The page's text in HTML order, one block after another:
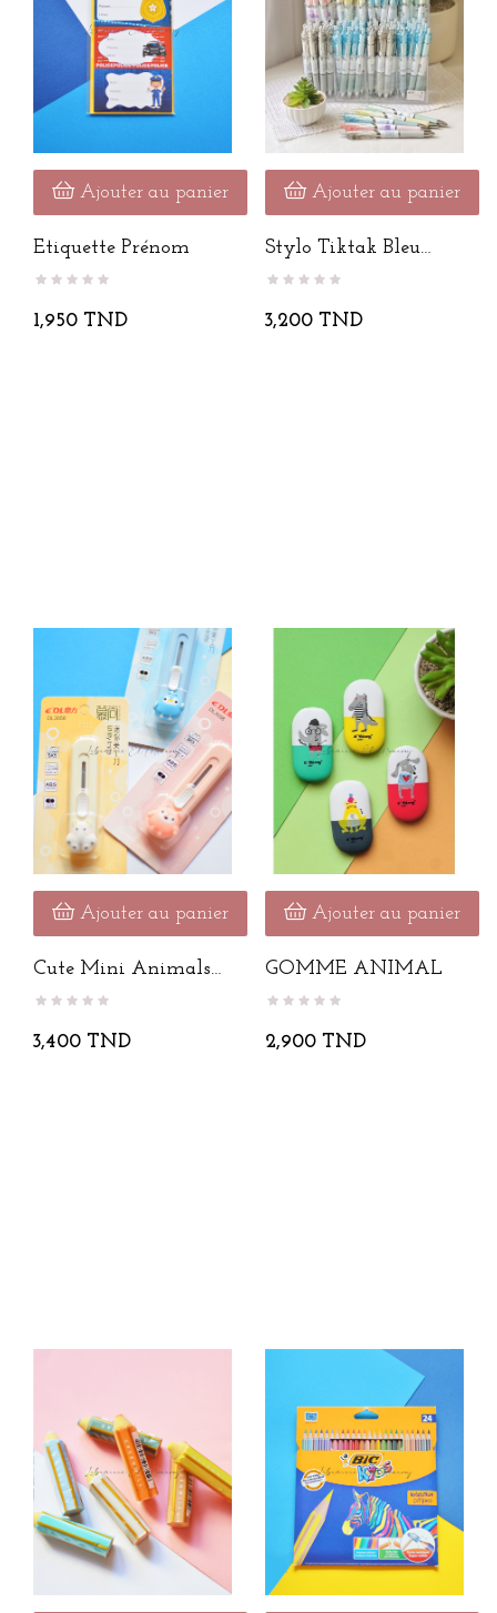
Ajouter au panier
Etiquette Prénom
1,950 TND
Ajouter au panier
Stylo Tiktak Bleu
"Artist"
3,200 TND
Ajouter au panier
Cute Mini Animals
Cutter
3,400 TND
Ajouter au panier
GOMME ANIMAL
2,900 TND